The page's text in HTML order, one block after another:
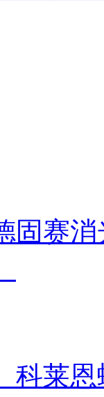
固赛
科莱